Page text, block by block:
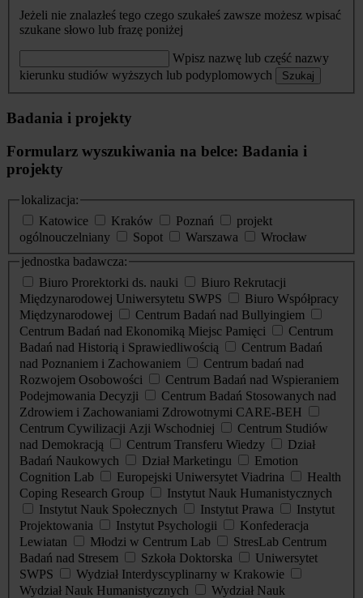
Jeżeli nie znalazłeś tego czego szukałeś zawsze możesz wpisać
szukane słowo lub frazę poniżej
Wpisz nazwę lub część nazwy
kierunku studiów wyższych lub podyplomowych
Szukaj
Badania i projekty
Formularz wyszukiwania na belce: Badania i
projekty
lokalizacja:
Katowice
Kraków Poznań
projekt
ogólnouczelniany
Sopot Warszawa
Wrocław
jednostka badawcza:
Biuro Prorektorki ds. nauki
Biuro Rekrutacji
Międzynarodowej Uniwersytetu SWPS
Biuro Współpracy
Międzynarodowej
Centrum Badań nad Bullyingiem
Centrum Badań nad Ekonomiką Miejsc Pamięci
Centrum
Badań nad Historią i Sprawiedliwością
Centrum Badań
nad Poznaniem i Zachowaniem
Centrum badań nad
Rozwojem Osobowości
Centrum Badań nad Wspieraniem
Podejmowania Decyzji
Centrum Badań Stosowanych nad
Zdrowiem i Zachowaniami Zdrowotnymi CARE-BEH
Centrum Cywilizacji Azji Wschodniej
Centrum Studiów
nad Demokracją
Centrum Transferu Wiedzy
Dział
Badań Naukowych
Dział Marketingu
Emotion
Cognition Lab
Europejski Uniwersytet Viadrina
Health
Coping Research Group
Instytut Nauk Humanistycznych
Instytut Nauk Społecznych
Instytut Prawa
Instytut
Projektowania
Instytut Psychologii
Konfederacja
Lewiatan
Młodzi w Centrum Lab
StresLab Centrum
Badań nad Stresem
Szkoła Doktorska
Uniwersytet
SWPS
Wydział Interdyscyplinarny w Krakowie
Wydział Nauk Humanistycznych
Wydział Nauk